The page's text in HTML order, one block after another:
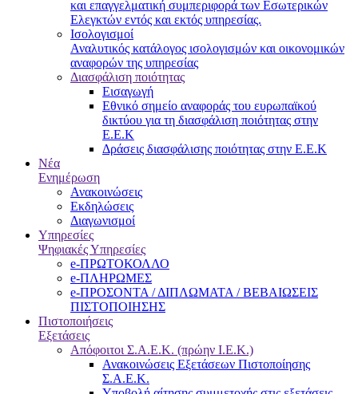
και επαγγελματική συμπεριφορά των Εσωτερικών
Ελεγκτών εντός και εκτός υπηρεσίας.
Ισολογισμοί
Αναλυτικός κατάλογος ισολογισμών και οικονομικών
αναφορών της υπηρεσίας
Διασφάλιση ποιότητας
Εισαγωγή
Εθνικό σημείο αναφοράς του ευρωπαϊκού
δικτύου για τη διασφάλιση ποιότητας στην
Ε.Ε.Κ
Δράσεις διασφάλισης ποιότητας στην Ε.Ε.Κ
Νέα
Ενημέρωση
Ανακοινώσεις
Εκδηλώσεις
Διαγωνισμοί
Υπηρεσίες
Ψηφιακές Υπηρεσίες
e-ΠΡΩΤΟΚΟΛΛΟ
e-ΠΛΗΡΩΜΕΣ
e-ΠΡΟΣΟΝΤΑ / ΔΙΠΛΩΜΑΤΑ / ΒΕΒΑΙΩΣΕΙΣ
ΠΙΣΤΟΠΟΙΗΣΗΣ
Πιστοποιήσεις
Εξετάσεις
Απόφοιτοι Σ.Α.Ε.Κ. (πρώην Ι.Ε.Κ.)
Ανακοινώσεις Εξετάσεων Πιστοποίησης
Σ.Α.Ε.Κ.